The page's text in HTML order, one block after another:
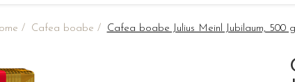
/ Cafea boabe / Cafea boabe Julius Meinl Jubilaum, 500